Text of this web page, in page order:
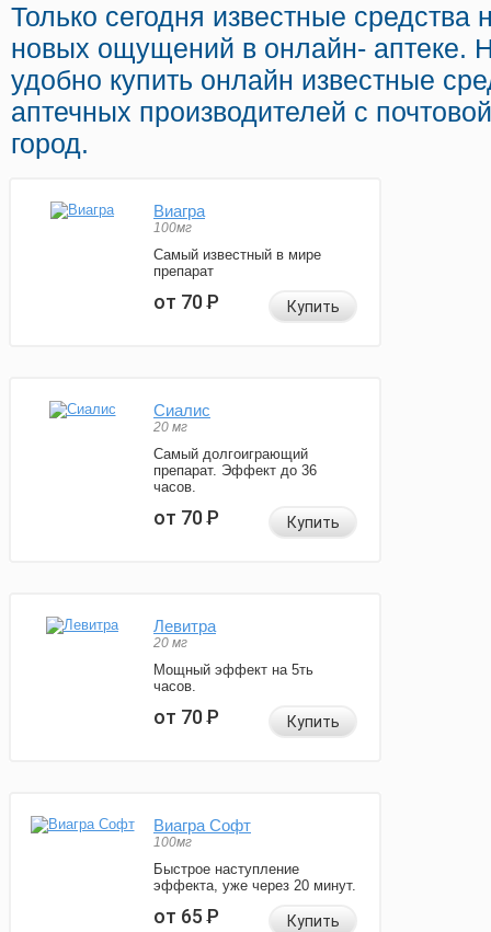
Только сегодня известные
новых ощущений в онлайн- аптеке.
удобно купить онлайн известные
аптечных производителей с
город.
Виагра
100мг
Самый известный в мире
препарат
от 70Р Купить
Сиалис
20 мг
Самый долгоиграющий
препарат. Эффект до 36
часов.
от 70Р Купить
Левитра
20 мг
Мощный эффект на 5ть
часов.
от 70Р Купить
Виагра Софт
100мг
Быстрое наступление
эффекта, уже через 20 минут.
от 65Р Купить